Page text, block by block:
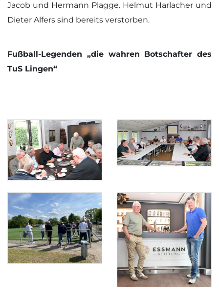
Jacob und Hermann Plagge. Helmut Harlacher und
Dieter Alfers sind bereits verstorben.
Fußball-Legenden „die wahren Botschafter des
TuS Lingen“